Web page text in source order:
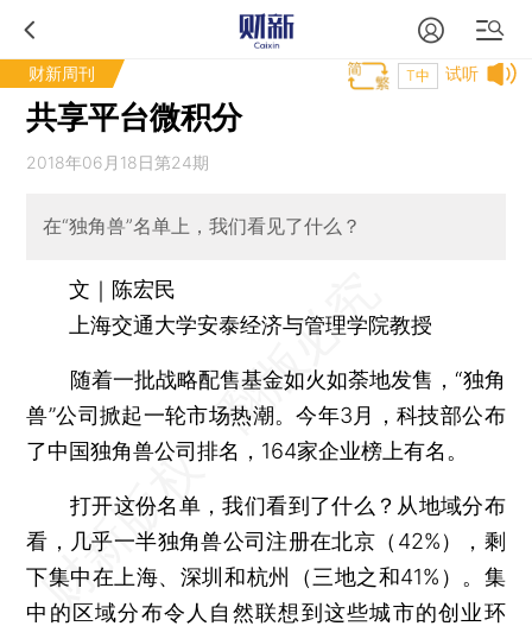
财新周刊 试听
T中
共享平台微积分
2018年06月18日第24期
在“独角兽”名单上，我们看见了什么？
文｜陈宏民
上海交通大学安泰经济与管理学院教授
随着一批战略配售基金如火如荼地发售，“独角
兽”公司掀起一轮市场热潮。今年3月，科技部公布
了中国独角兽公司排名，164家企业榜上有名。
打开这份名单，我们看到了什么？从地域分布
看，几乎一半独角兽公司注册在北京（42%），剩
下集中在上海、深圳和杭州（三地之和41%）。集
中的区域分布令人自然联想到这些城市的创业环